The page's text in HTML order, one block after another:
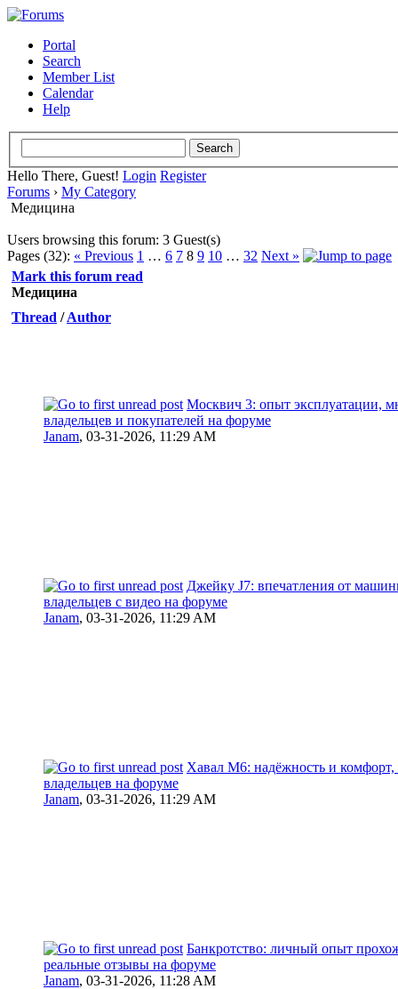
Portal
Search
Member List
Calendar
Help
Hello There, Guest! Login Register
Forums › My Category
Медицина
Users browsing this forum: 3 Guest(s)
Pages (32): « Previous 1 … 6 7 8 9 10 … 32 Next »
Mark this forum read
Медицина
Thread /Author
Москвич 3: опыт эксплуатации,
владельцев и покупателей на форуме
Janam, 03-31-2026, 11:29 AM
Джейку J7: впечатления от
владельцев с видео на форуме
Janam, 03-31-2026, 11:29 AM
Хавал М6: надёжность и
владельцев на форуме
Janam, 03-31-2026, 11:29 AM
Банкротство: личный опыт
реальные отзывы на форуме
Janam, 03-31-2026, 11:28 AM